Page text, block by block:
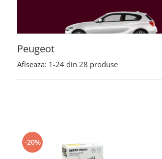
Peugeot
Afiseaza: 1-24 din 28 produse
-20%